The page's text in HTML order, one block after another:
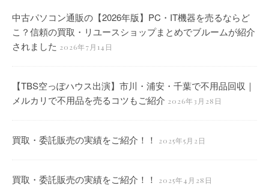
中古パソコン通販の【2026年版】PC・IT機器を売るならど
こ？信頼の買取・リユースショップまとめでブルームが紹介
されました 2026年7月14日
【TBS空っぽハウス出演】市川・浦安・千葉で不用品回収｜
メルカリで不用品を売るコツもご紹介 2026年3月28日
買取・委託販売の実績をご紹介！！ 2025年5月2日
買取・委託販売の実績をご紹介！！ 2025年4月28日